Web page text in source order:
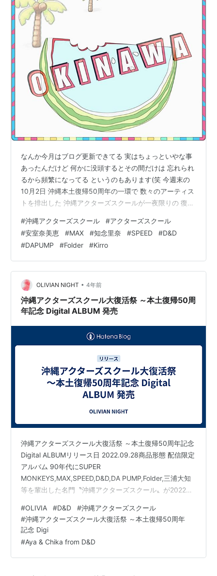
なんか今月はブログ更新できてる 実はちょっといやな事
あったんだけど 何かに没頭するとその間だけは 忘れられ
るから頻繁になってる というのもあります(笑 今週末の
10月2日 沖縄本土復帰50周年の一環で 数々のアーティス
トを排出した 沖縄アクターズスクールが一夜限りの 復活
ール Spotify リスト ◎安室奈美恵 ◎MAX ◎SPEED ◎知念
里奈 ◎D & D ◎DA PUMP ◎kiroro ◎Hipp's ◎Folder 安室
ちゃんの影響 最後に アクターズスクール 安室ちゃんが
ブレイクしてから スクールが注目されて続々と デビュー
し…
#沖縄アクターズスクール #アクターズスクール
#安室奈美恵 #MAX #知念里奈 #SPEED #D&D
#DAPUMP #Folder #Kirro
OLIVIAN NIGHT • 4年前
沖縄アクターズスクール大復活祭 ～本土復帰50周
年記念 Digital ALBUM 発売
沖縄アクターズスクール大復活祭 ～本土復帰50周年記念
Digital ALBUMリリース日 2022.09.28商品形態 配信限定
アルバム 90年代にSUPER
MONKEYS,MAX,SPEED,D&D,DA PUMP,Folder,三浦大知
等を輩出した名門〝沖縄アクターズスクール〟が2022年
ターズスクール大復活祭～本土復帰50周年記念～」の開
催を記念するデジタルアルバム ！ MAX「恋するヴェルフ
ァーレダンス ～Saturday Night」・DA PUMP「Feelin'
Good -It's PARADISE- 」・Folder…
#OLIVIA #D&D #沖縄アクターズスクール
#沖縄アクターズスクール大復活祭 ～本土復帰50周年
記念 Digi
#Aya & Chika from D&D